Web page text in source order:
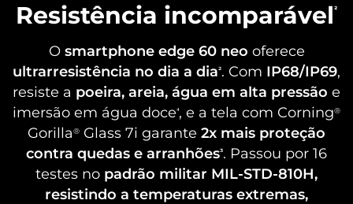
Sistema Operacional
Processador
Dimensity 7400 (2,6 GHz Octa core) | ARM Mali-G615 MC2
Memória RAM
12GB RAM + 12GB RAM Boost*
Tela
Resistência incomparável²
O smartphone edge 60 neo oferece
ultrarresistência no dia a dia². Com IP68/IP69,
resiste a poeira, areia, água em alta pressão e
imersão em água doce⁴, e a tela com Corning®
Gorilla® Glass 7i garante 2x mais proteção
contra quedas e arranhões³. Passou por 16
testes no padrão militar MIL-STD-810H,
resistindo a temperaturas extremas,